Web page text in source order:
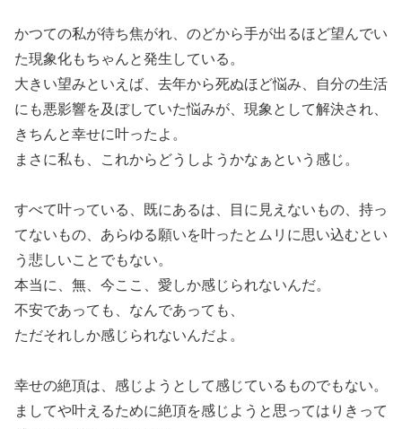
かつての私が待ち焦がれ、のどから手が出るほど望んでい
た現象化もちゃんと発生している。
大きい望みといえば、去年から死ぬほど悩み、自分の生活
にも悪影響を及ぼしていた悩みが、現象として解決され、
きちんと幸せに叶ったよ。
まさに私も、これからどうしようかなぁという感じ。
すべて叶っている、既にあるは、目に見えないもの、持っ
てないもの、あらゆる願いを叶ったとムリに思い込むとい
う悲しいことでもない。
本当に、無、今ここ、愛しか感じられないんだ。
不安であっても、なんであっても、
ただそれしか感じられないんだよ。
幸せの絶頂は、感じようとして感じているものでもない。
ましてや叶えるために絶頂を感じようと思ってはりきって